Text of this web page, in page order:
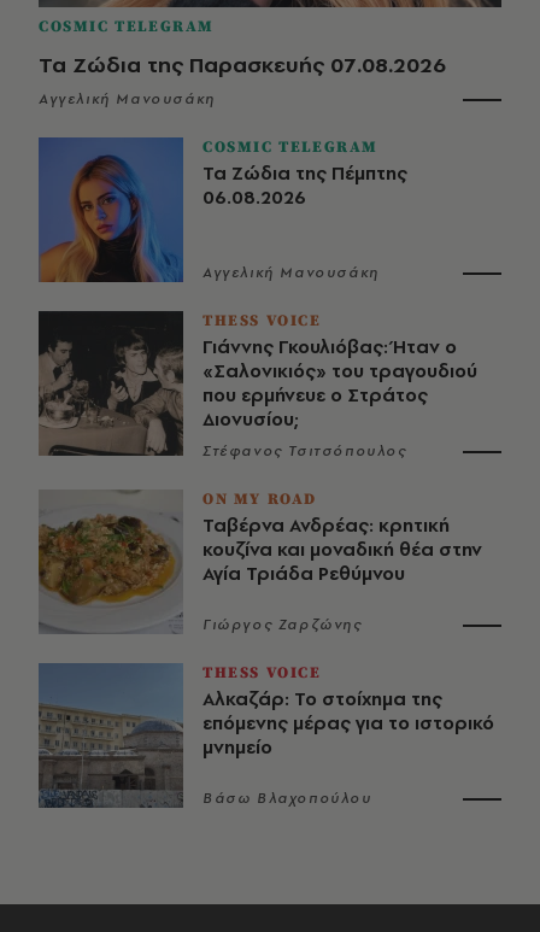
COSMIC TELEGRAM
Τα Ζώδια της Παρασκευής 07.08.2026
Αγγελική Μανουσάκη
COSMIC TELEGRAM
Τα Ζώδια της Πέμπτης
06.08.2026
Αγγελική Μανουσάκη
THESS VOICE
Γιάννης Γκουλιόβας: Ήταν ο
«Σαλονικιός» του τραγουδιού
που ερμήνευε ο Στράτος
Διονυσίου;
Στέφανος Τσιτσόπουλος
ON MY ROAD
Ταβέρνα Ανδρέας: κρητική
κουζίνα και μοναδική θέα στην
Αγία Τριάδα Ρεθύμνου
Γιώργος Ζαρζώνης
THESS VOICE
Αλκαζάρ: Το στοίχημα της
επόμενης μέρας για το ιστορικό
μνημείο
Βάσω Βλαχοπούλου